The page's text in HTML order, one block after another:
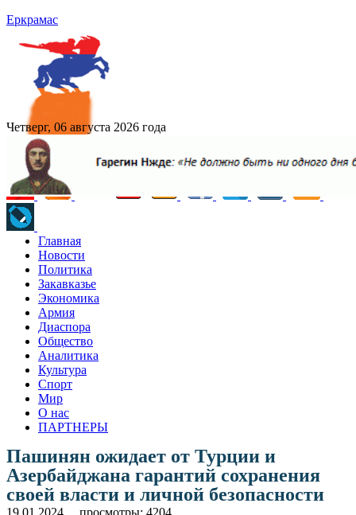
Еркрамас
Четверг, 06 августа 2026 года
Главная
Новости
Политика
Закавказье
Экономика
Армия
Диаспора
Общество
Аналитика
Культура
Спорт
Мир
О нас
ПАРТНЕРЫ
Пашинян ожидает от Турции и
Азербайджана гарантий сохранения
своей власти и личной безопасности
19.01.2024 просмотры: 4204